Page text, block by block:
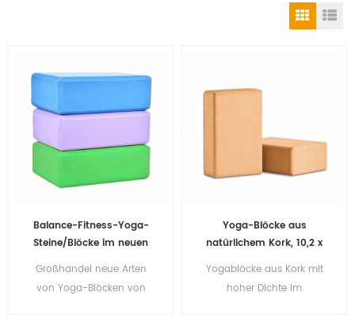
Balance-Fitness-Yoga-
Steine/Blöcke im neuen
Großhandel neue Arten
von Yoga-Blöcken von
Yoga-Blöcke aus
natürlichem Kork, 10,2 x
rutschfeste Steine
Yogablöcke aus Kork mit
hoher Dichte im